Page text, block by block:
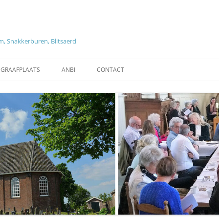
Snakkerburen, Blitsaerd
KERKENRAAD EN
BEGRAAFPLAATS
INFORMATIE
ANBI CONTACT